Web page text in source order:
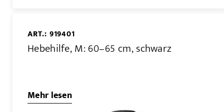
ART.: 919401
Hebehilfe, M: 60–65 cm, schwarz
Mehr lesen